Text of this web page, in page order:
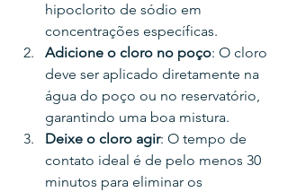
hipoclorito de sódio em
concentrações específicas.
Adicione o cloro no poço: O cloro
deve ser aplicado diretamente na
água do poço ou no reservatório,
garantindo uma boa mistura.
Deixe o cloro agir: O tempo de
contato ideal é de pelo menos 30
minutos para eliminar os